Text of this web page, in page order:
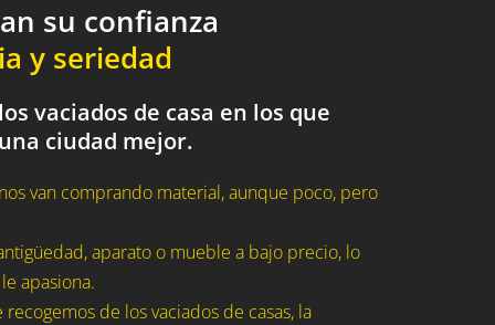
su confianza
y seriedad
vaciados de casa en los que
ciudad mejor.
van comprando material, aunque poco, pero
aparato o mueble a bajo precio, lo
apasiona.
de los vaciados de casas, la